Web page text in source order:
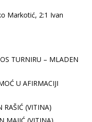
Markotić, 2:1 Ivan
TURNIRU – MLADEN
U AFIRMACIJI
RAŠIĆ (VITINA)